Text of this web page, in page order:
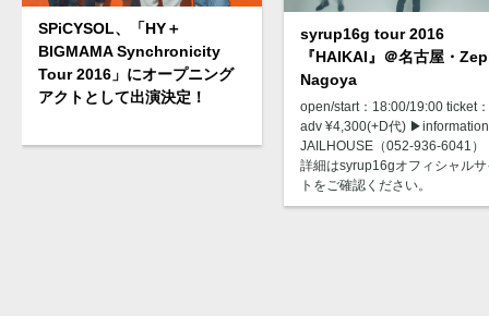
SPiCYSOL、「HY＋
BIGMAMA Synchronicity
Tour 2016」にオープニング
アクトとして出演決定！
syrup16g tour 2016
『HAIKAI』＠名古屋・
Nagoya
open/start：18:00/19:00 ticket：
adv ¥4,300(+D代)
JAILHOUSE（052-936-6041
詳細はsyrup16gオフィシャルサ
トをご確認ください。